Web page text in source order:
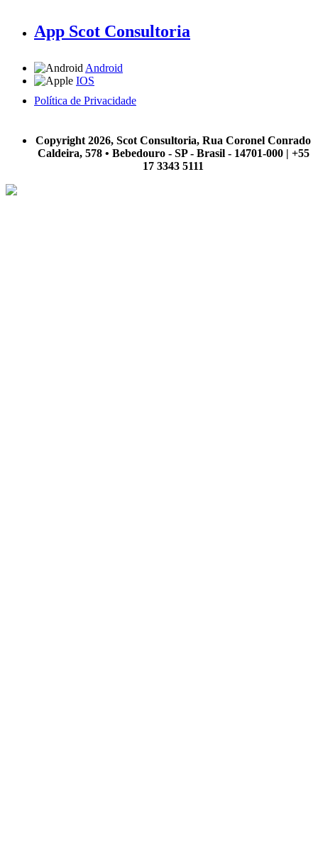
App Scot Consultoria
Android
IOS
Política de Privacidade
Copyright 2026, Scot Consultoria, Rua Coronel Conrado
Caldeira, 578 • Bebedouro - SP - Brasil - 14701-000 | +55
17 3343 5111